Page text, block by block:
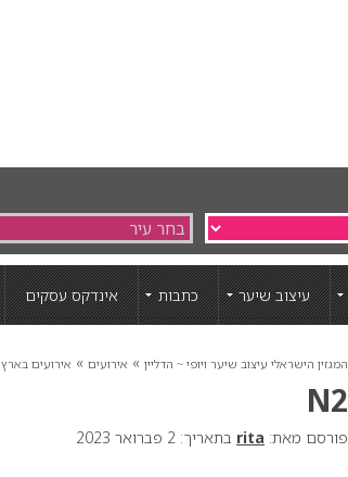
עיצוב שיער כתבות אינדקס עסקים
המגזין הישראלי עיצוב שיער ויופי ~ הדליין » אירועים » אירועים בארץ
N2
פורסם מאת: rita בתאריך: 2 פברואר 2023